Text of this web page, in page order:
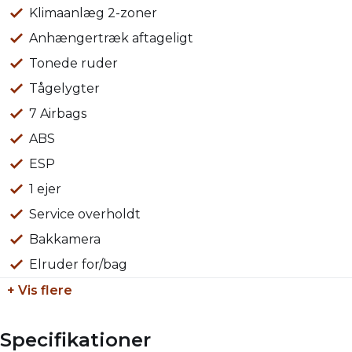
din Toyota på et autoriseret Toyota-værksted med nye
og originale reservedele
Mulighed for landsdækkende levering
Vi tager gerne din nuværende bil i bytte uanset stand
og alder.
Øvrigt:
kl. 11.00-16.00
Der tages forbehold for tastefejl
Klimaanlæg 2-zoner
Anhængertræk aftageligt
Tonede ruder
Tågelygter
7 Airbags
ABS
ESP
1 ejer
Service overholdt
Bakkamera
Elruder for/bag
+ Vis flere
Specifikationer